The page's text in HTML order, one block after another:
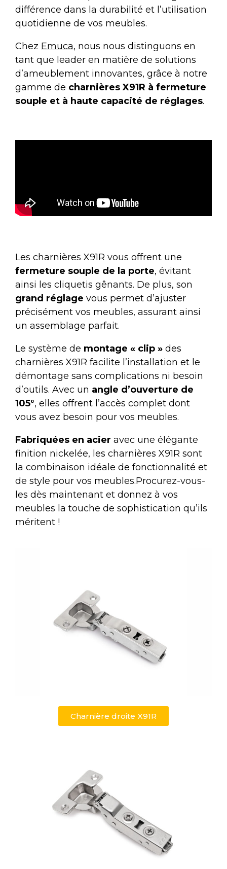
différence dans la durabilité et l’utilisation
quotidienne de vos meubles.
Chez Emuca, nous nous distinguons en
tant que leader en matière de solutions
d’ameublement innovantes, grâce à notre
gamme de charnières X91R à fermeture
souple et à haute capacité de réglages.
Les charnières X91R vous offrent une
fermeture souple de la porte, évitant
ainsi les cliquetis gênants. De plus, son
grand réglage vous permet d’ajuster
précisément vos meubles, assurant ainsi
un assemblage parfait.
Le système de montage « clip » des
charnières X91R facilite l’installation et le
démontage sans complications ni besoin
d’outils. Avec un angle d’ouverture de
105°, elles offrent l’accès complet dont
vous avez besoin pour vos meubles.
Fabriquées en acier avec une élégante
finition nickelée, les charnières X91R sont
la combinaison idéale de fonctionnalité et
de style pour vos meubles.Procurez-vous-
les dès maintenant et donnez à vos
meubles la touche de sophistication qu’ils
méritent !
Charnière droite X91R